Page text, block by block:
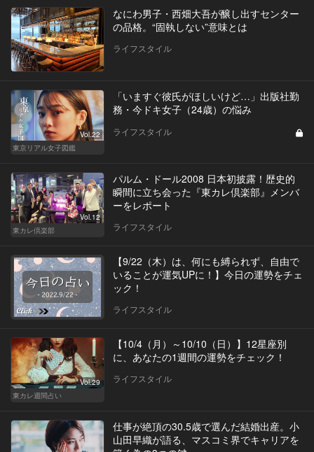
なにわ男子・西畑大吾が醸し出すセンター
の品格。“固執しない”意味とは
ライフスタイル
Vol.22
東京リアル女子図鑑
「いますぐ彼氏がほしいけど…」出版社勤
務・今ドキ女子（24歳）の悩み
ライフスタイル
Vol.12
東カレ倶楽部
パルム・ドール2008 日本初披露！歴史的
瞬間に立ち会った『東カレ倶楽部』メンバ
ーをレポート
ライフスタイル
【9/22（木）は、何にも縛られず、自由で
いることが運気UPに！】今日の運勢をチェ
ック！
ライフスタイル
Vol.29
東カレ週間占い
【10/4（月）～10/10（日）】12星座別
に、あなたの1週間の運勢をチェック！
ライフスタイル
仕事が絶頂の30.5歳で選んだ結婚出産。小
山田早織が語る、マスコミ界でキャリアを